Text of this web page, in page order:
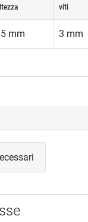
viti
mm 3 mm